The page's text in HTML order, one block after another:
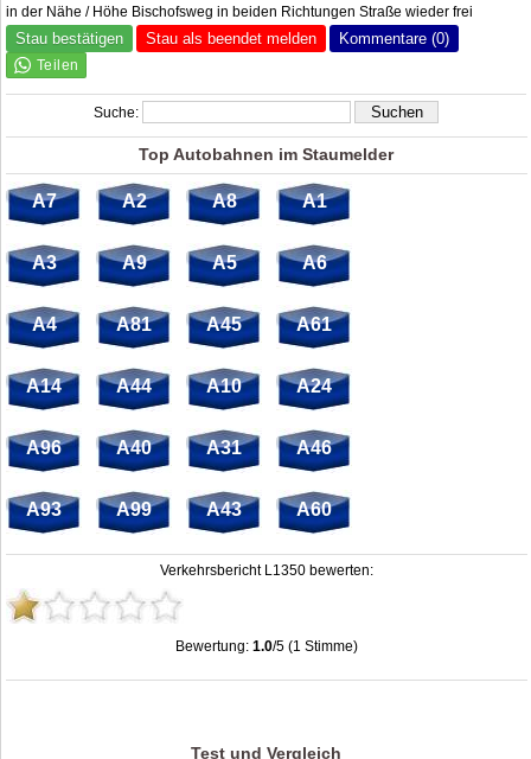
in der Nähe / Höhe Bischofsweg in beiden Richtungen Straße wieder frei
Stau bestätigen Stau als beendet melden Kommentare (0)
Suche:
Top Autobahnen im Staumelder
A7 A2 A8 A1
A3 A9 A5 A6
A4 A81 A45 A61
A14 A44 A10 A24
A96 A40 A31 A46
A93 A99 A43 A60
Verkehrsbericht L1350 bewerten:
Bewertung: 1.0/5 (1 Stimme)
Stau L1350: Unfälle, Sperrung & Baustellen | Staumelder L1350 ,1.0out of5
Test und Vergleich